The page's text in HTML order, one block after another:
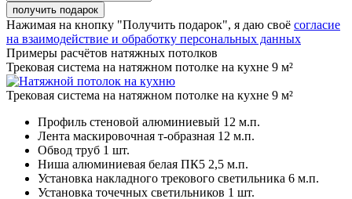
Нажимая на кнопку "Получить подарок", я даю своё согласие
на взаимодействие и обработку персональных данных
Примеры расчётов натяжных потолков
Трековая система на натяжном потолке на кухне 9 м²
Трековая система на натяжном потолке на кухне 9 м²
Профиль стеновой алюминиевый 12 м.п.
Лента маскировочная т-образная 12 м.п.
Обвод труб 1 шт.
Ниша алюминиевая белая ПК5 2,5 м.п.
Установка накладного трекового светильника 6 м.п.
Установка точечных светильников 1 шт.